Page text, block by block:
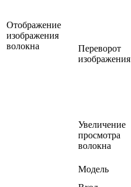
Отображение
изображения
волокна
Переворот
изображения
Увеличение
просмотра
волокна
Модель